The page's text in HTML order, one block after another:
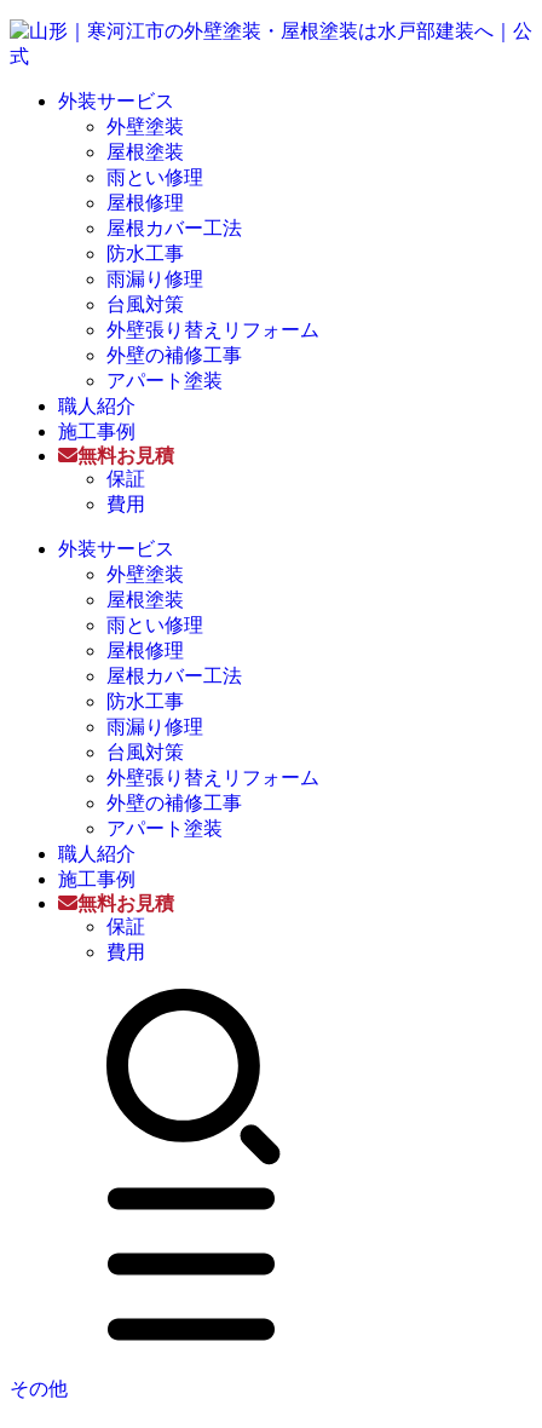
外装サービス
外壁塗装
屋根塗装
雨とい修理
屋根修理
屋根カバー工法
防水工事
雨漏り修理
台風対策
外壁張り替えリフォーム
外壁の補修工事
アパート塗装
職人紹介
施工事例
無料お見積
保証
費用
外装サービス
外壁塗装
屋根塗装
雨とい修理
屋根修理
屋根カバー工法
防水工事
雨漏り修理
台風対策
外壁張り替えリフォーム
外壁の補修工事
アパート塗装
職人紹介
施工事例
無料お見積
保証
費用
その他